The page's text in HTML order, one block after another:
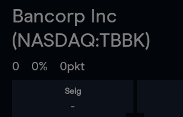
Bancorp Inc
(NASDAQ:TBBK)
0 0% 0pkt
Selg
-